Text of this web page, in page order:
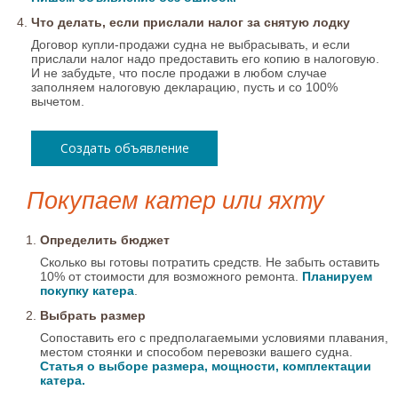
Что делать, если прислали налог за снятую лодку
Договор купли-продажи судна не выбрасывать, и если
прислали налог надо предоставить его копию в налоговую.
И не забудьте, что после продажи в любом случае
заполняем налоговую декларацию, пусть и со 100%
вычетом.
Создать объявление
Покупаем катер или яхту
Определить бюджет
Сколько вы готовы потратить средств. Не забыть оставить
10% от стоимости для возможного ремонта. Планируем
покупку катера.
Выбрать размер
Сопоставить его с предполагаемыми условиями плавания,
местом стоянки и способом перевозки вашего судна.
Статья о выборе размера, мощности, комплектации
катера.